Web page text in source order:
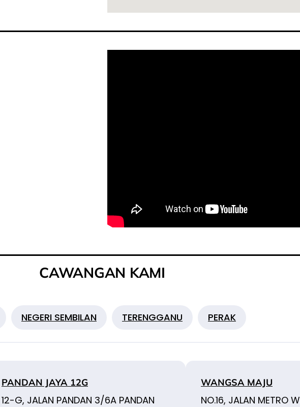
CAWANGAN KAMI
NEGERI SEMBILAN TERENGGANU PERAK
PANDAN JAYA 12G
12-G, JALAN PANDAN 3/6A PANDAN
WANGSA MAJU
NO.16, JALAN METRO